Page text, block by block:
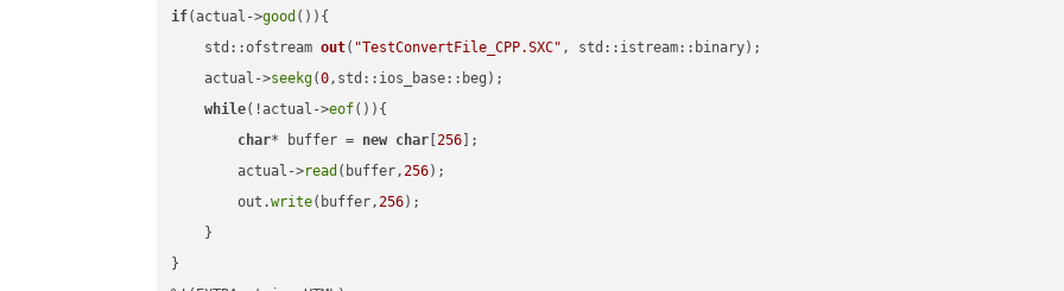
if(actual->good ()){
std::ofstream out( "TestConvertFile_CPP.SXC" , std::istream::binary) ;
    actual->
seekg(0,std::ios_base::beg);
while(!actual->eof()){
char* buffer = new char [256 ];
        actual->
read (buffer,256);
        out.
write(buffer,256);
    }
}